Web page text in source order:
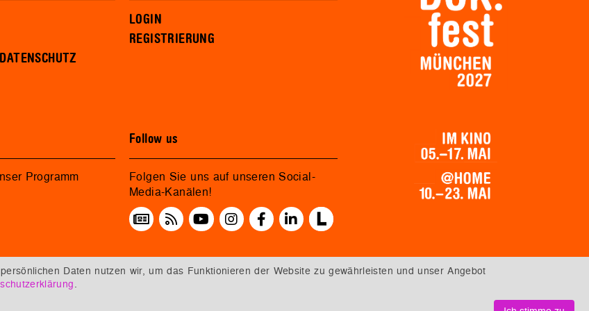
LOGIN
REGISTRIERUNG
Programm
Follow us
Folgen Sie uns auf unseren Social-
Media-Kanälen!
Daten nutzen wir, um das Funktionieren der Website zu gewährleisten und unser Angebot
.